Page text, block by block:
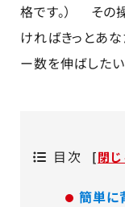
格です。） その
ければきっとあな
ー数を伸ばしたい
目次 [閉
簡単に